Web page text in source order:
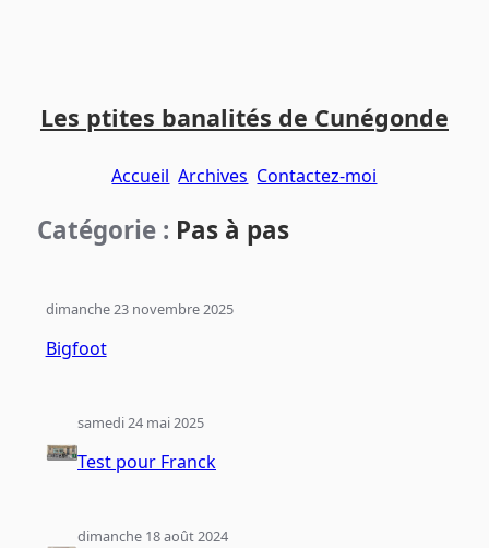
contenu
menuLes ptites banalités de Cunégonde
Accueil Archives Contactez-moi
Catégorie : Pas à pas
Bigfoot
dimanche 23 novembre 2025
Test pour Franck
samedi 24 mai 2025
dimanche 18 août 2024